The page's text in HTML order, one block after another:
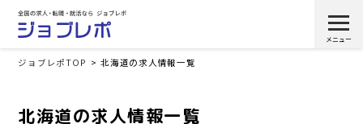
ジョブレポTOP 北海道の求人情報一覧
北海道の求人情報一覧